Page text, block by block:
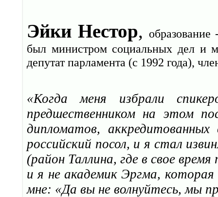
Эйки Нестор,
был министром социальных дел и
депутат парламента (с 1992 года),
«Когда меня избрали
предшественником на этом
дипломатов,
российский посол, и я стал
(район Таллина, где в свое
и я не академик Эргма,
мне: «Да вы не волнуйтесь, мы